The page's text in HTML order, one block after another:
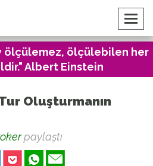
ölçülemez, ölçülebilen her
Albert Einstein
Oluşturmanın
paylaştı